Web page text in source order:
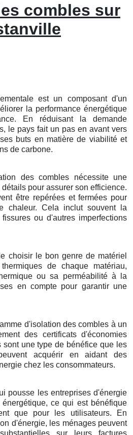
combles sur
est un composant d'un
la performance énergétique
En réduisant la demande
le pays fait un pas en avant vers
buts en matière de viabilité et
de carbone.
des combles nécessite une
pour assurer son efficience.
être repérées et fermées pour
chaleur. Cela inclut souvent la
ou d'autres imperfections
choisir le bon genre de matériel
de chaque matériau,
ou sa perméabilité à la
en compte pour garantir une
d'isolation des combles à un
des certificats d'économies
sont une type de bénéfice que les
acquérir en aidant des
chez les consommateurs.
pousse les entreprises d'énergie
ce qui est bénéfique
que pour les utilisateurs. En
d'énergie, les ménages peuvent
sur leurs factures